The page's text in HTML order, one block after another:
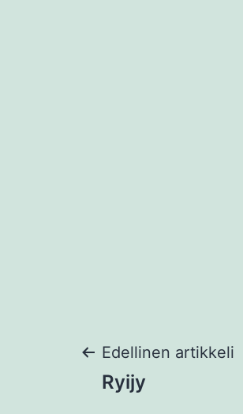
Artikkelien
Edellinen artikkeli
Ryijy